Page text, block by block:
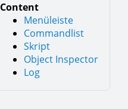
Content
Menüleiste
Commandlist
Skript
Object Inspector
Log